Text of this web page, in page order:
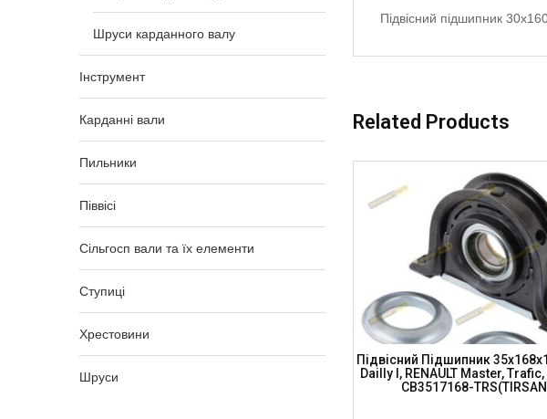
Шруси карданного валу
Інструмент
Карданні вали
Пильники
Піввісі
Сільгосп вали та їх елементи
Ступиці
Хрестовини
Шруси
Підвісний підшипник
Related Products
Підвісний Підшипник 30x75x20 VW VW
Touareg, PORSCHE Cayenne, Підшипник
Підвісний Підшипник
Dailly I, RENAULT Master, Trafic,
CB3517168-